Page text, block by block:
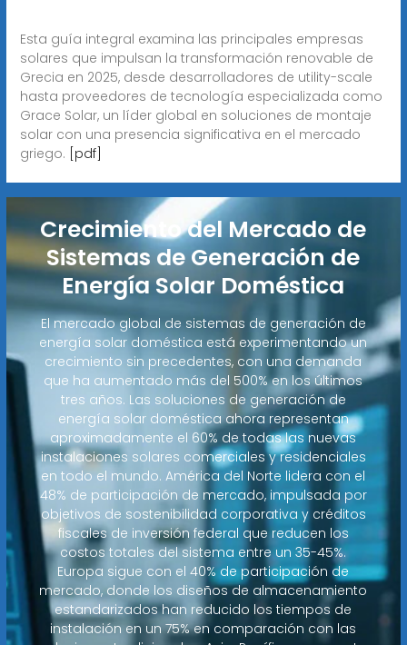
Esta guía integral examina las principales empresas
solares que impulsan la transformación renovable de
Grecia en 2025, desde desarrolladores de utility-scale
hasta proveedores de tecnología especializada como
Grace Solar, un líder global en soluciones de montaje
solar con una presencia significativa en el mercado
griego. [pdf]
Crecimiento del Mercado de
Sistemas de Generación de
Energía Solar Doméstica
El mercado global de sistemas de generación de
energía solar doméstica está experimentando un
crecimiento sin precedentes, con una demanda
que ha aumentado más del 500% en los últimos
tres años. Las soluciones de generación de
energía solar doméstica ahora representan
aproximadamente el 60% de todas las nuevas
instalaciones solares comerciales y residenciales
en todo el mundo. América del Norte lidera con el
48% de participación de mercado, impulsada por
objetivos de sostenibilidad corporativa y créditos
fiscales de inversión federal que reducen los
costos totales del sistema entre un 35-45%.
Europa sigue con el 40% de participación de
mercado, donde los diseños de almacenamiento
estandarizados han reducido los tiempos de
instalación en un 75% en comparación con las